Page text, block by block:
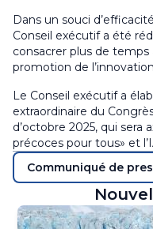
Dans un souci
Conseil exécutif a été
consacrer plus de
promotion de
Le Conseil exécutif a
extraordinaire du
d’octobre 2025, qui sera
précoces pour tous» et
Communiqué de